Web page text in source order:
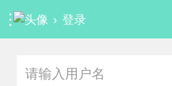
› 登录